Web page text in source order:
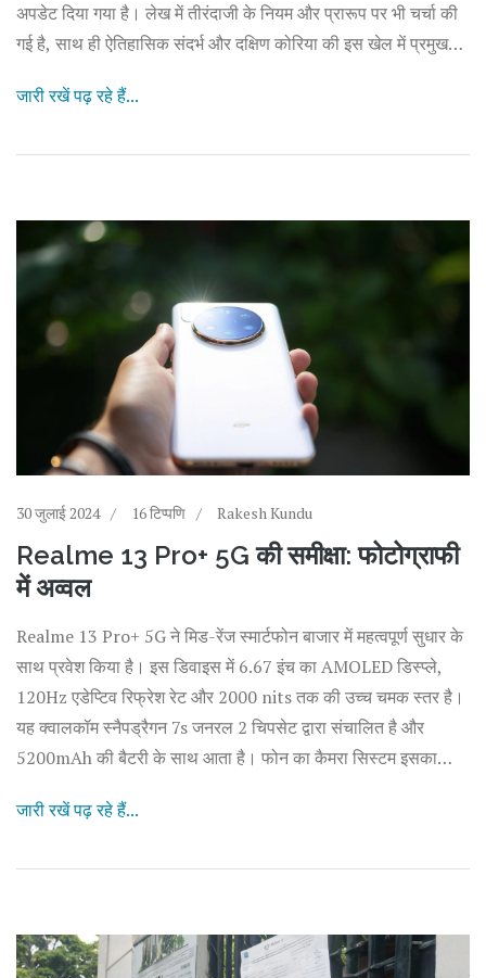
अपडेट दिया गया है। लेख में तीरंदाजी के नियम और प्रारूप पर भी चर्चा की
गई है, साथ ही ऐतिहासिक संदर्भ और दक्षिण कोरिया की इस खेल में प्रमुखता
जारी रखें पढ़ रहे हैं...
30 जुलाई 2024 16 टिप्पणि Rakesh Kundu
Realme 13 Pro+ 5G की समीक्षा: फोटोग्राफी
में अव्वल
Realme 13 Pro+ 5G ने मिड-रेंज स्मार्टफोन बाजार में महत्वपूर्ण सुधार के
साथ प्रवेश किया है। इस डिवाइस में 6.67 इंच का AMOLED डिस्प्ले,
120Hz एडेप्टिव रिफ्रेश रेट और 2000 nits तक की उच्च चमक स्तर है।
यह क्वालकॉम स्नैपड्रैगन 7s जनरल 2 चिपसेट द्वारा संचालित है और
5200mAh की बैटरी के साथ आता है। फोन का कैमरा सिस्टम इसका
जारी रखें पढ़ रहे हैं...